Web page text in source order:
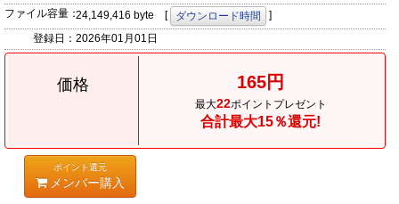
ファイル容量：24,149,416 byte [ ダウンロード時間
]
登録日： 2026年01月01日
価格 165円
最大22ポイントプレゼント
合計最大15％還元!
ポイント還元
メンバー購入